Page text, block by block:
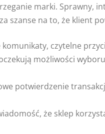
marki. Sprawny,
szanse na to, że klient
komunikaty, czytelne
możliwości
potwierdzenie
że sklep